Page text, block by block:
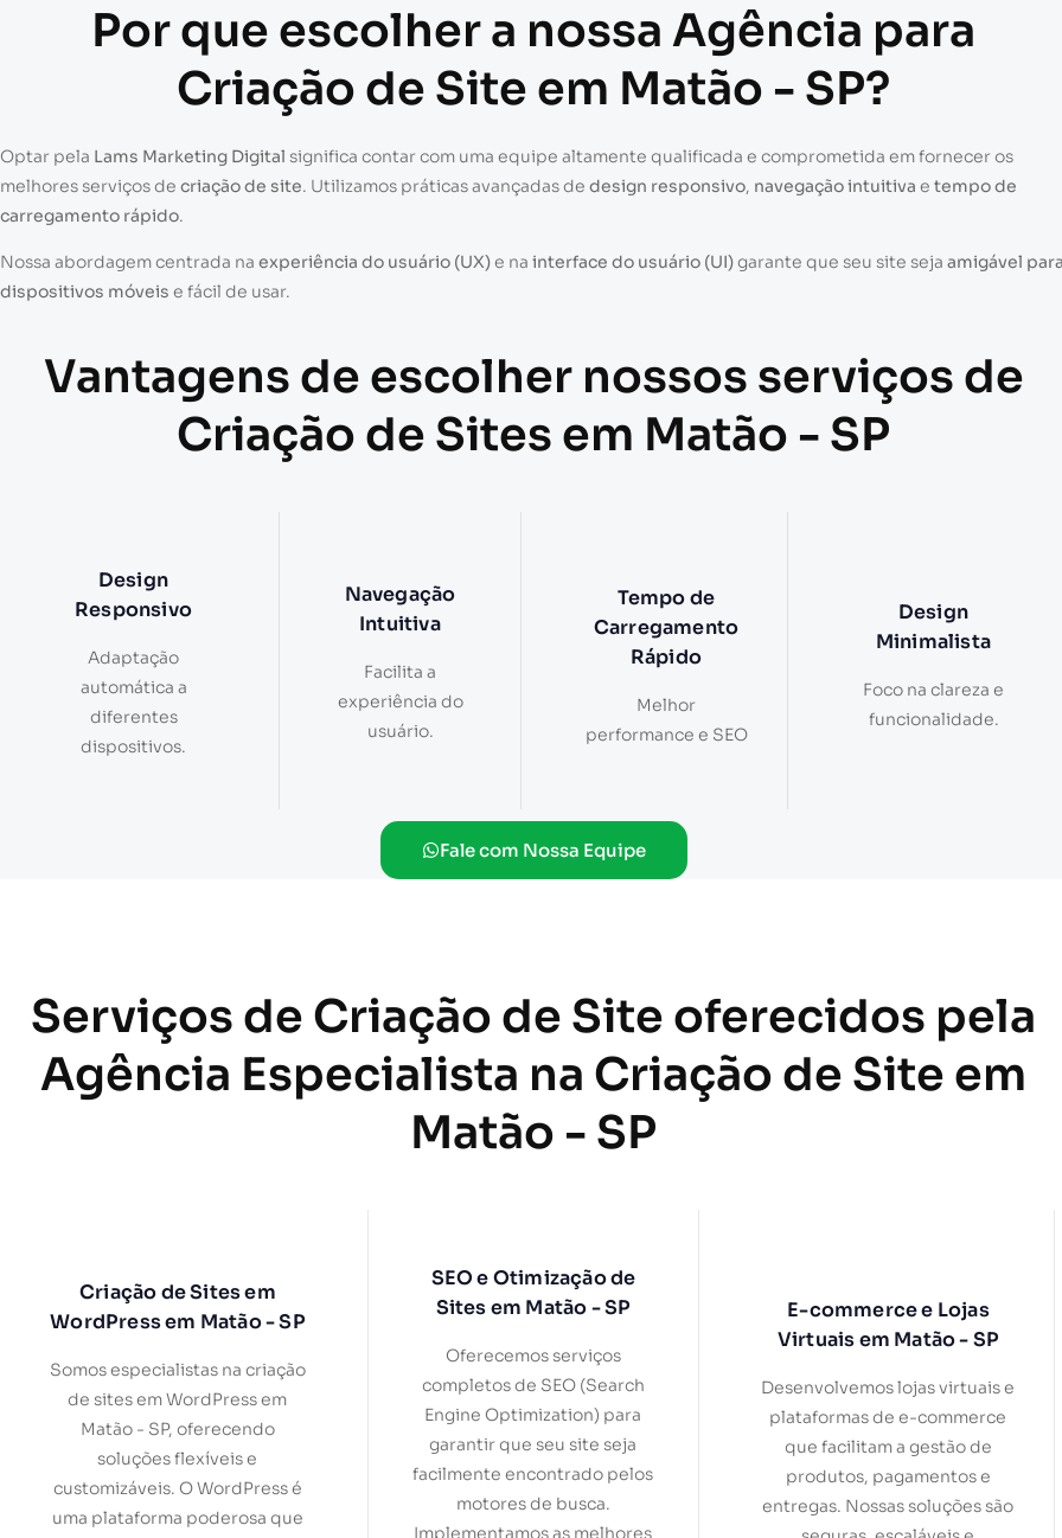
Por que escolher a nossa Agência para
Criação de Site em Matão - SP?
Optar pela Lams Marketing Digital significa contar com uma equipe altamente qualificada e comprometida em fornecer os
melhores serviços de criação de site. Utilizamos práticas avançadas de design responsivo, navegação intuitiva e tempo de
carregamento rápido.
Nossa abordagem centrada na experiência do usuário (UX)e na interface do usuário (UI)garante que seu site seja amigável
dispositivos móveis e fácil de usar.
Vantagens de escolher nossos serviços de
Criação de Sites em Matão - SP
Design
Responsivo
Adaptação
automática a
diferentes
dispositivos.
Navegação
Intuitiva
Facilita a
experiência do
usuário.
Tempo de
Carregamento
Rápido
Melhor
performance e SEO
Design
Minimalista
Foco na clareza e
funcionalidade.
Fale com Nossa Equipe
Serviços de Criação de Site oferecidos pela
Agência Especialista na Criação de Site em
Matão - SP
Criação de Sites em
WordPress em Matão - SP
Somos especialistas na criação
de sites em WordPress em
Matão - SP, oferecendo
soluções flexíveis e
customizáveis. O WordPress é
uma plataforma poderosa que
SEO e Otimização de
Sites em Matão - SP
Oferecemos serviços
completos de SEO (Search
Engine Optimization) para
garantir que seu site seja
facilmente encontrado pelos
motores de busca.
Implementamos as melhores
E-commerce e Lojas
Virtuais em Matão - SP
Desenvolvemos lojas virtuais e
plataformas de e-commerce
que facilitam a gestão de
produtos, pagamentos e
entregas. Nossas soluções são